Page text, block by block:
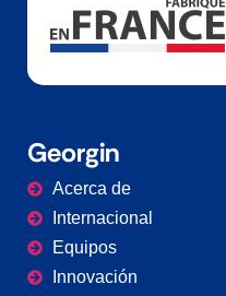
Georgin
Acerca de
Internacional
Equipos
Innovación